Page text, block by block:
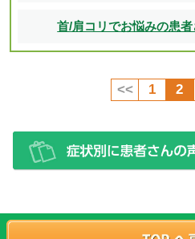
首/肩コリでお悩みの患
<< 1 2